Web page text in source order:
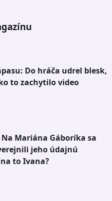
Do hráča udrel blesk,
to zachytilo video
Mariána Gáboríka sa
jeho údajnú
to Ivana?